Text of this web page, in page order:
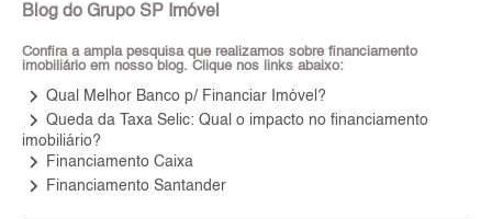
Blog do Grupo SP Imóvel
Confira a ampla pesquisa que realizamos sobre financiamento
imobiliário em nosso blog. Clique nos links abaixo:
keyboard_arrow_right Qual Melhor Banco p/ Financiar Imóvel?
keyboard_arrow_right Queda da Taxa Selic: Qual o impacto no financiamento
imobiliário?
keyboard_arrow_right Financiamento Caixa
keyboard_arrow_right Financiamento Santander